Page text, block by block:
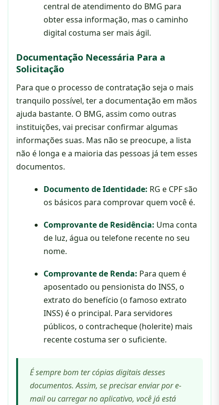
central de atendimento do BMG para
obter essa informação, mas o caminho
digital costuma ser mais ágil.
Documentação Necessária Para a
Solicitação
Para que o processo de contratação seja o mais
tranquilo possível, ter a documentação em mãos
ajuda bastante. O BMG, assim como outras
instituições, vai precisar confirmar algumas
informações suas. Mas não se preocupe, a lista
não é longa e a maioria das pessoas já tem esses
documentos.
Documento de Identidade: RG e CPF são
os básicos para comprovar quem você é.
Comprovante de Residência: Uma conta
de luz, água ou telefone recente no seu
nome.
Comprovante de Renda: Para quem é
aposentado ou pensionista do INSS, o
extrato do benefício (o famoso extrato
INSS) é o principal. Para servidores
públicos, o contracheque (holerite) mais
recente costuma ser o suficiente.
É sempre bom ter cópias digitais desses
documentos. Assim, se precisar enviar por e-
mail ou carregar no aplicativo, você já está